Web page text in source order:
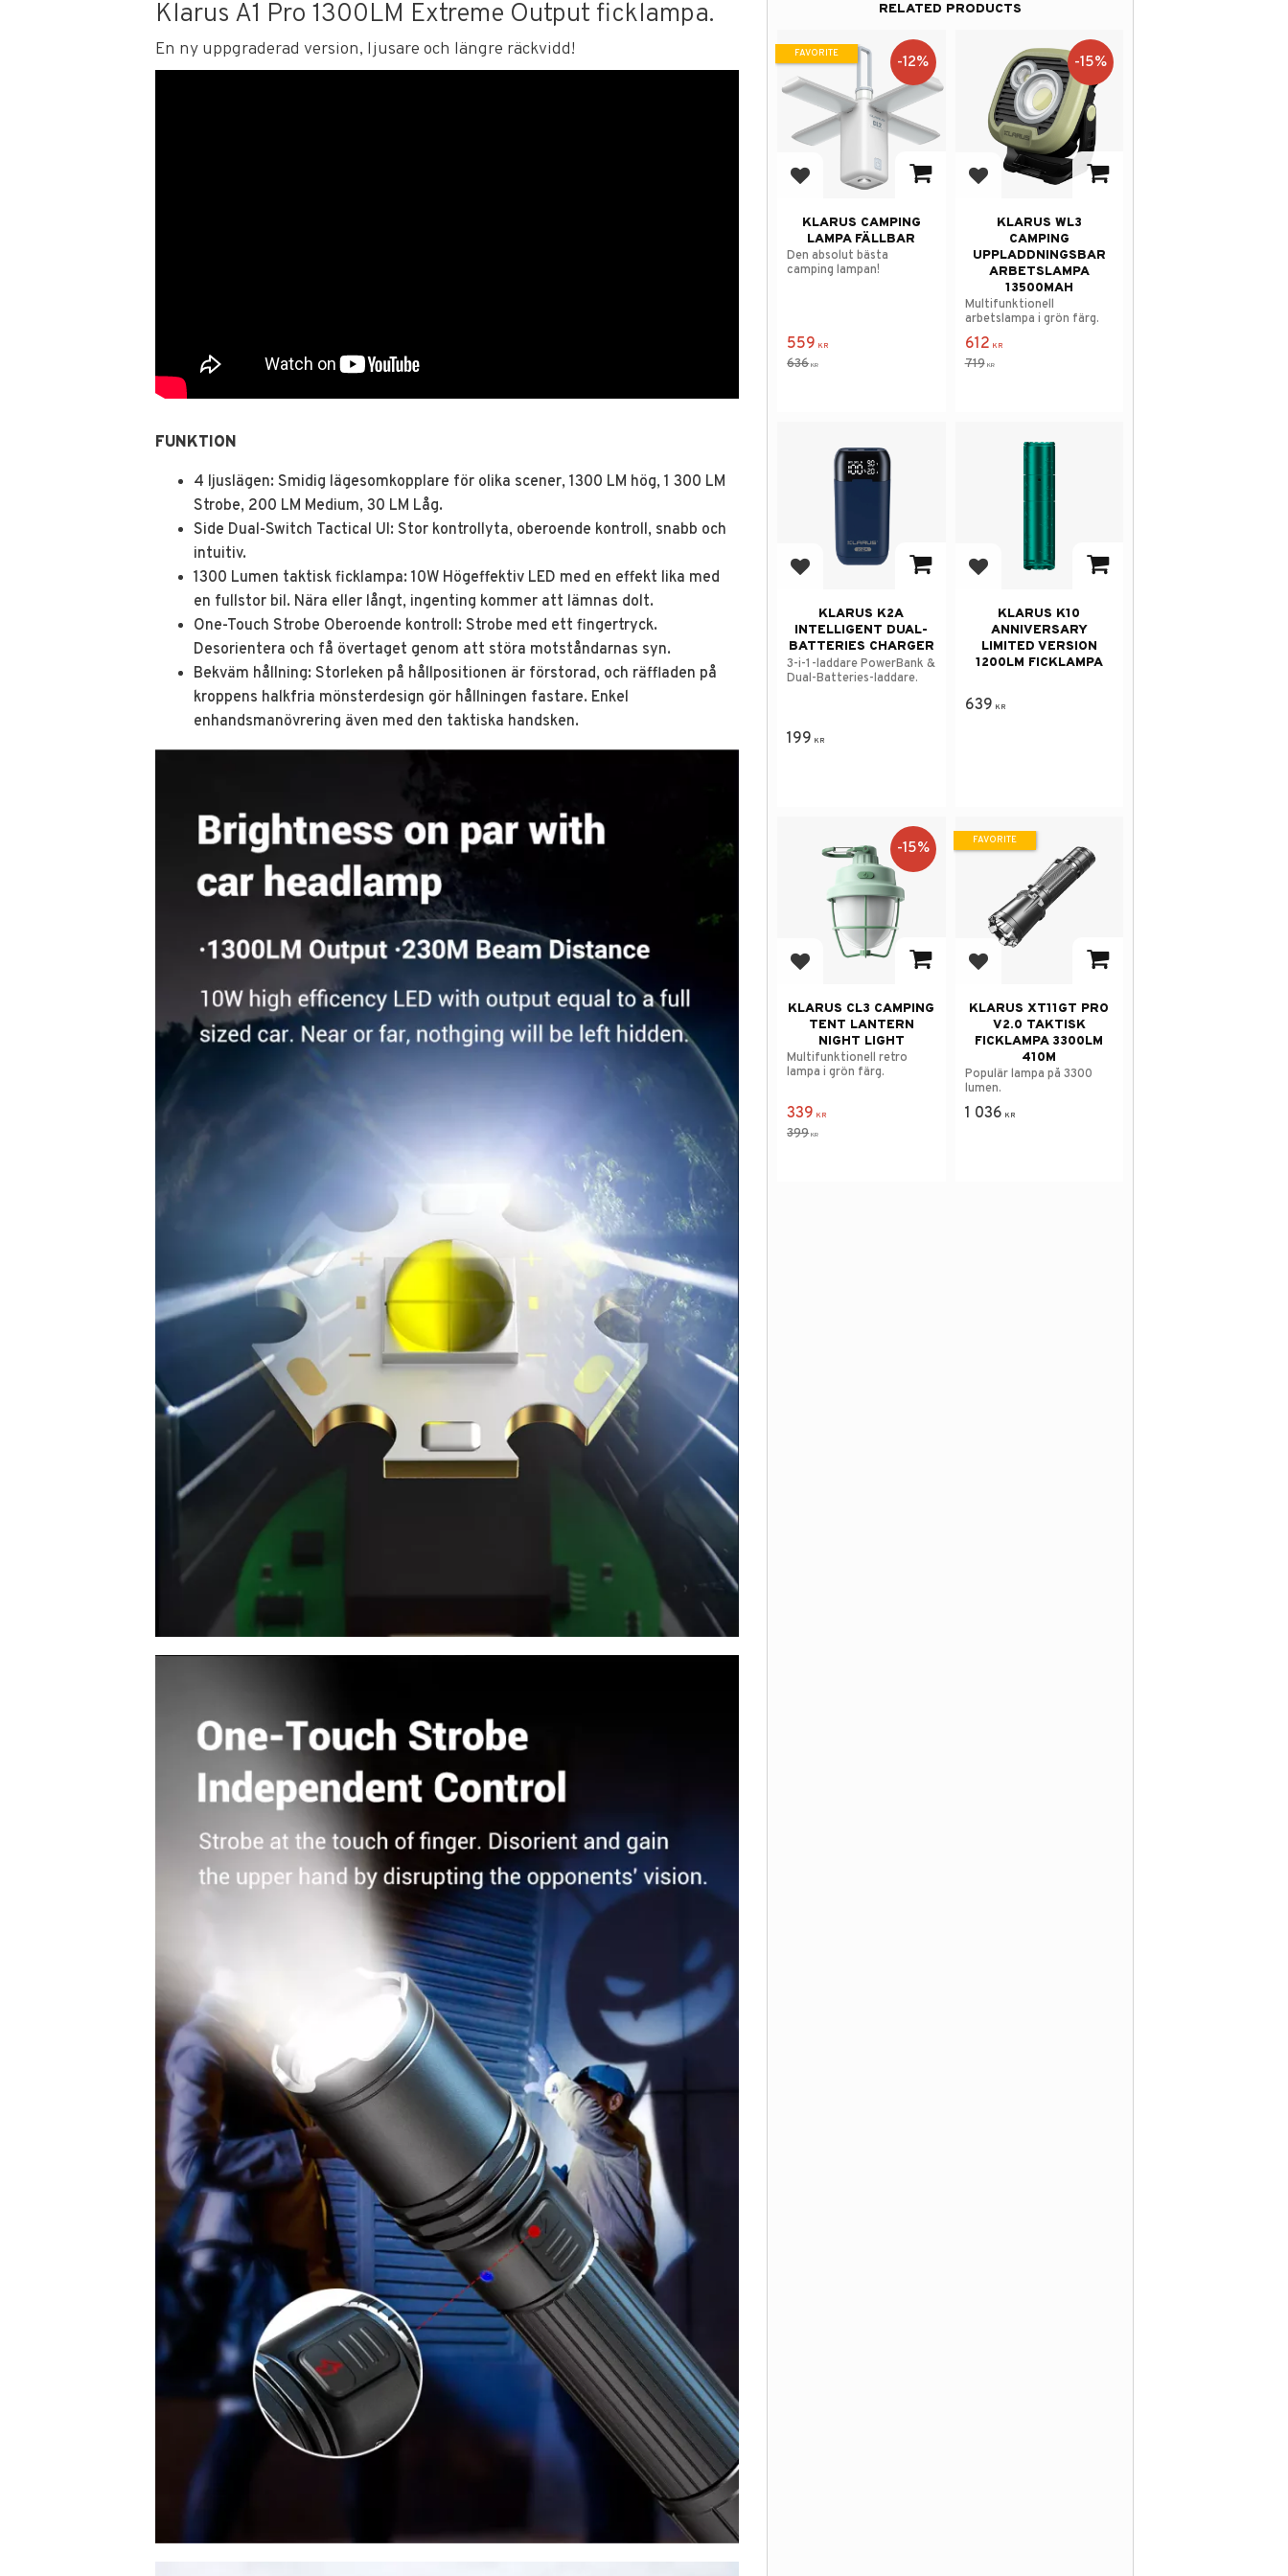
Klarus A1 Pro 1300LM Extreme Output ficklampa.
En ny uppgraderad version, ljusare och längre räckvidd!
FUNKTION
4 ljuslägen: Smidig lägesomkopplare för olika scener, 1300 LM hög, 1 300 LM
Strobe, 200 LM Medium, 30 LM Låg.
Side Dual-Switch Tactical UI: Stor kontrollyta, oberoende kontroll, snabb och
intuitiv.
1300 Lumen taktisk ficklampa: 10W Högeffektiv LED med en effekt lika med
en fullstor bil. Nära eller långt, ingenting kommer att lämnas dolt.
One-Touch Strobe Oberoende kontroll: Strobe med ett fingertryck.
Desorientera och få övertaget genom att störa motståndarnas syn.
Bekväm hållning: Storleken på hållpositionen är förstorad, och räffladen på
kroppens halkfria mönsterdesign gör hållningen fastare. Enkel
enhandsmanövrering även med den taktiska handsken.
RELATED PRODUCTS
Add to favorites
KLARUS CAMPING
LAMPA FÄLLBAR
Den absolut bästa
camping lampan!
559 KR
636KR
12%
FAVORITE
Add to favorites
KLARUS WL3
CAMPING
UPPLADDNINGSBAR
ARBETSLAMPA
13500MAH
Multifunktionell
arbetslampa i grön färg.
612 KR
719KR
15%
Add to favorites
KLARUS K2A
INTELLIGENT DUAL-
BATTERIES CHARGER
3-i-1-laddare PowerBank &
Dual-Batteries-laddare.
199 KR
Add to favorites
KLARUS K10
ANNIVERSARY
LIMITED VERSION
1200LM FICKLAMPA
639 KR
Add to favorites
KLARUS CL3 CAMPING
TENT LANTERN
NIGHT LIGHT
Multifunktionell retro
lampa i grön färg.
339 KR
399KR
15%
Add to favorites
KLARUS XT11GT PRO
V2.0 TAKTISK
FICKLAMPA 3300LM
410M
Populär lampa på 3300
lumen.
1 036 KR
FAVORITE